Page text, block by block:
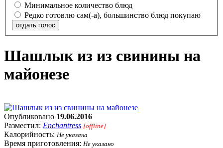
Минимальное количество блюд
Редко готовлю сам(-а), большинство блюд покупаю
отдать голос
Шашлык из из свинины на
майонезе
Опубликовано 19.06.2016
Разместил: Enchantress [offline]
Калорийность: Не указана
Время приготовления: Не указано